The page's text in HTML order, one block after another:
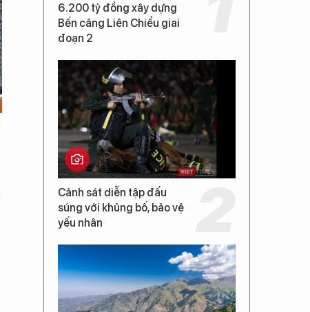
6.200 tỷ đồng xây dựng
Bến cảng Liên Chiểu giai
đoạn 2
Cảnh sát diễn tập đấu
súng với khủng bố, bảo vệ
yếu nhân